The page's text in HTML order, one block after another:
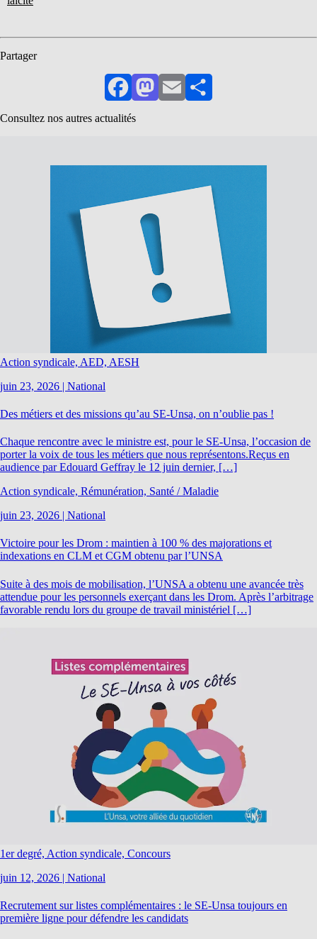
Partager
FacebookMastodon
EmailPartager
Consultez nos autres actualités
Action syndicale, AED, AESH
juin 23, 2026 | National
Des métiers et des missions qu’au SE-Unsa, on n’oublie pas !
Chaque rencontre avec le ministre est, pour le SE-Unsa, l’occasion de
porter la voix de tous les métiers que nous représentons.Reçus en
audience par Edouard Geffray le 12 juin dernier, […]
Action syndicale, Rémunération, Santé / Maladie
juin 23, 2026 | National
Victoire pour les Drom : maintien à 100 % des majorations et
indexations en CLM et CGM obtenu par l’UNSA
Suite à des mois de mobilisation, l’UNSA a obtenu une avancée très
attendue pour les personnels exerçant dans les Drom. Après l’arbitrage
favorable rendu lors du groupe de travail ministériel […]
1er degré, Action syndicale, Concours
juin 12, 2026 | National
Recrutement sur listes complémentaires : le SE-Unsa toujours en
première ligne pour défendre les candidats